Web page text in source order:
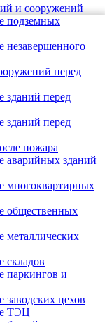
и сооружений
подземных
незавершенного
перед
зданий перед
зданий перед
пожара
аварийных зданий
многоквартирных
общественных
металлических
складов
паркингов и
заводских цехов
ТЭЦ